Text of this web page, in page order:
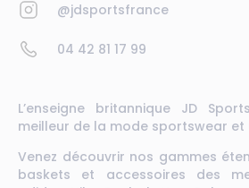
@jdsportsfrance
04 42 81 17 99
L’enseigne britannique JD
meilleur de la mode sportswear et
Venez découvrir nos gammes
baskets et accessoires des